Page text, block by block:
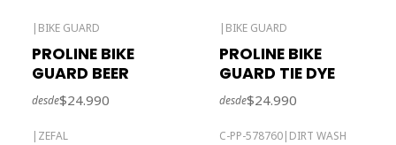
| BIKE GUARD
PROLINE BIKE
GUARD BEER
desde$24.990
| BIKE GUARD
PROLINE BIKE
GUARD TIE DYE
desde$24.990
| ZEFAL C-PP-578760| DIRT WASH